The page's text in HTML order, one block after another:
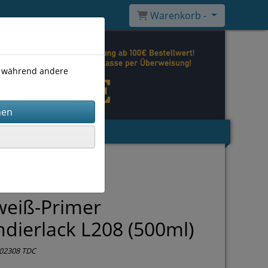
Warenkorb -
Primer
L208 (500ml)
TDC
andere